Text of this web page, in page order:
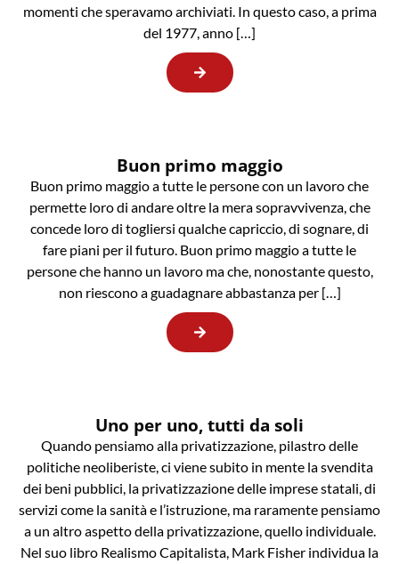
momenti che speravamo archiviati. In questo caso, a prima
del 1977, anno […]
Buon primo maggio
Buon primo maggio a tutte le persone con un lavoro che
permette loro di andare oltre la mera sopravvivenza, che
concede loro di togliersi qualche capriccio, di sognare, di
fare piani per il futuro. Buon primo maggio a tutte le
persone che hanno un lavoro ma che, nonostante questo,
non riescono a guadagnare abbastanza per […]
Uno per uno, tutti da soli
Quando pensiamo alla privatizzazione, pilastro delle
politiche neoliberiste, ci viene subito in mente la svendita
dei beni pubblici, la privatizzazione delle imprese statali, di
servizi come la sanità e l’istruzione, ma raramente pensiamo
a un altro aspetto della privatizzazione, quello individuale.
Nel suo libro Realismo Capitalista, Mark Fisher individua la